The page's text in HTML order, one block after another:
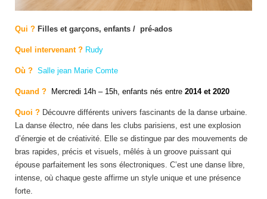
Qui ? Filles et garçons, enfants / pré-ados
Quel intervenant ? Rudy
Où ? Salle jean Marie Comte
Quand ? Mercredi 14h – 15h, enfants nés entre 2014 et 2020
Quoi ? Découvre différents univers fascinants de la danse urbaine.
La danse électro, née dans les clubs parisiens, est une explosion
d’énergie et de créativité. Elle se distingue par des mouvements de
bras rapides, précis et visuels, mêlés à un groove puissant qui
épouse parfaitement les sons électroniques. C’est une danse libre,
intense, où chaque geste affirme un style unique et une présence
forte.